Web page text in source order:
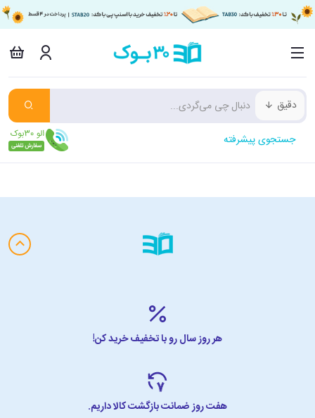
دقیق
جستجوی پیشرفته
هر روز سال رو با تخفیف خرید کن!
هفت روز ضمانت بازگشت کالا داریم.